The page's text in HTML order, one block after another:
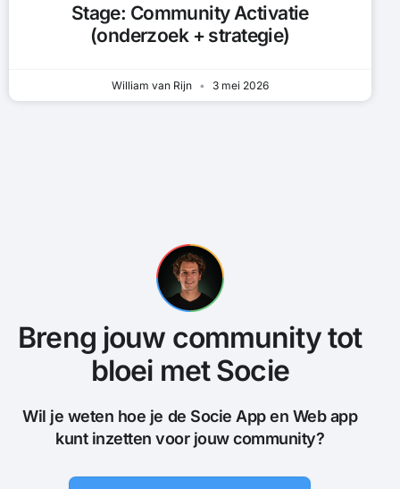
Stage: Community Activatie
(onderzoek + strategie)
William van Rijn 3 mei 2026
Breng jouw community tot
bloei met Socie
Wil je weten hoe je de Socie App en Web app
kunt inzetten voor jouw community?